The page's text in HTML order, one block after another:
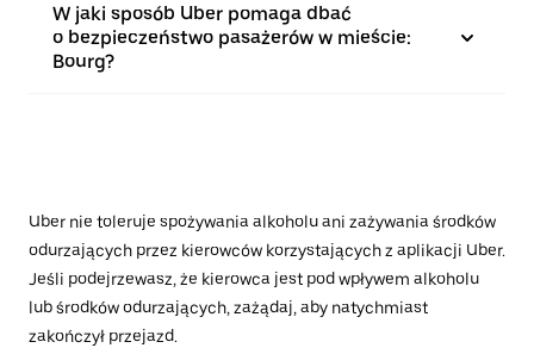
W jaki sposób Uber pomaga dbać
o bezpieczeństwo pasażerów w mieście:
Bourg?
Uber nie toleruje spożywania alkoholu ani zażywania środków
odurzających przez kierowców korzystających z aplikacji Uber.
Jeśli podejrzewasz, że kierowca jest pod wpływem alkoholu
lub środków odurzających, zażądaj, aby natychmiast
zakończył przejazd.